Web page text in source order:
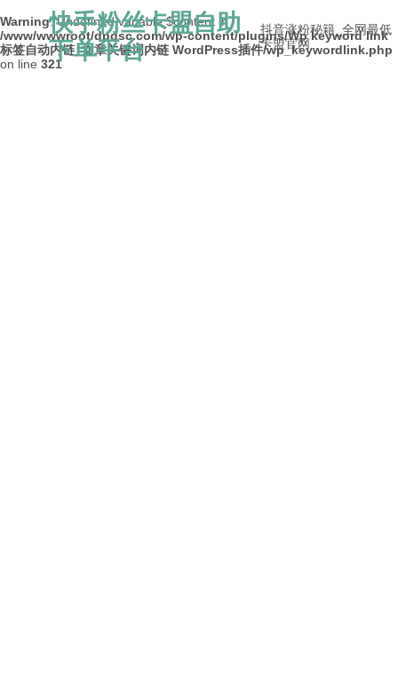
Warning: Undefined variable $content in
/www/wwwroot/dpdsc.com/wp-content/plugins/Wp keyword link
标签自动内链_文章关键词内链 WordPress插件/wp_keywordlink.php
on line 321
快手粉丝卡盟自助
下单平台
抖音涨粉秘籍_全网最低
卡盟官网